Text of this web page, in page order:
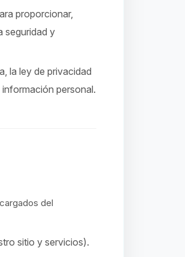
proporcionar,
seguridad y
la ley de privacidad
personal.
del
sitio y servicios).